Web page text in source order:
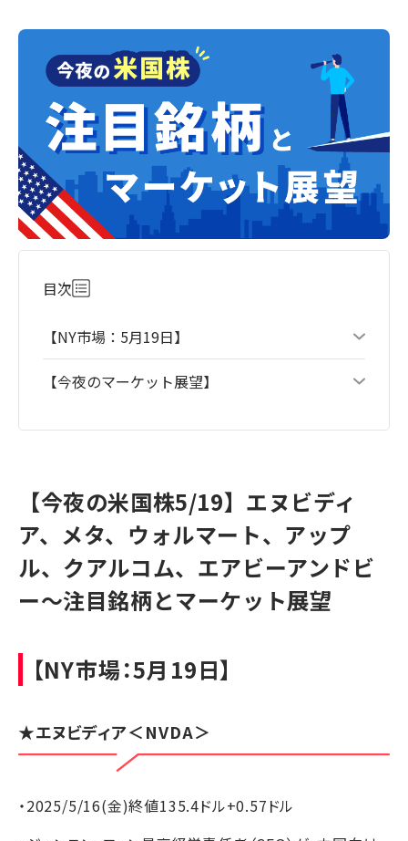
目次
【NY市場：5月19日】
【今夜のマーケット展望】
【今夜の米国株5/19】エヌビディ
ア、メタ、ウォルマート、アップ
ル、クアルコム、エアビーアンドビ
ー～注目銘柄とマーケット展望
【NY市場：5月19日】
★エヌビディア＜NVDA＞
・2025/5/16(金)終値135.4ドル+0.57ドル